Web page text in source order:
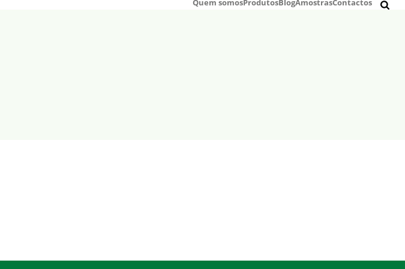
Quem somosProdutosBlogAmostrasContactos